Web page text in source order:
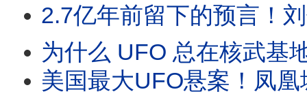
2.7亿年前留下的预言！刘伯温碑记、姜子牙封
为什么 UFO 总在核武基地上空？退役将军揭密
美国最大UFO悬案！凤凰城之光上万人目击